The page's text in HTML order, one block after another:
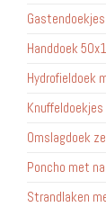
Handdoek
Hydrofieldoek
Omslagdoek
Poncho met
Strandlaken